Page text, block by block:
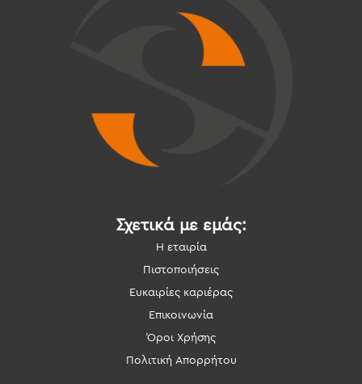
Σχετικά με εμάς:
Η εταιρία
Πιστοποιήσεις
Ευκαιρίες καριέρας
Επικοινωνία
Όροι Χρήσης
Πολιτική Απορρήτου